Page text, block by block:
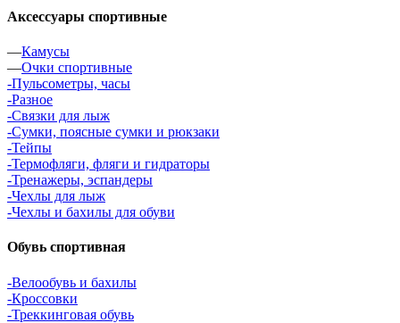
Аксессуары спортивные
—Камусы
—Очки спортивные
-Пульсометры, часы
-Разное
-Связки для лыж
-Сумки, поясные сумки и рюкзаки
-Тейпы
-Термофляги, фляги и гидраторы
-Тренажеры, эспандеры
-Чехлы для лыж
-Чехлы и бахилы для обуви
Обувь спортивная
-Велообувь и бахилы
-Кроссовки
-Треккинговая обувь